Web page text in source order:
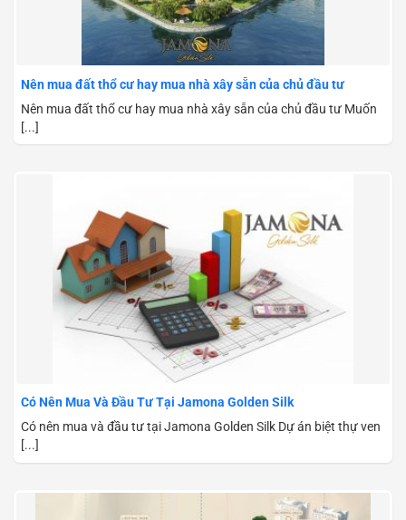
Nên mua đất thổ cư hay mua nhà xây sẵn của chủ đầu tư
Nên mua đất thổ cư hay mua nhà xây sẵn của chủ đầu tư Muốn
[...]
Có Nên Mua Và Đầu Tư Tại Jamona Golden Silk
Có nên mua và đầu tư tại Jamona Golden Silk Dự án biệt thự ven
[...]